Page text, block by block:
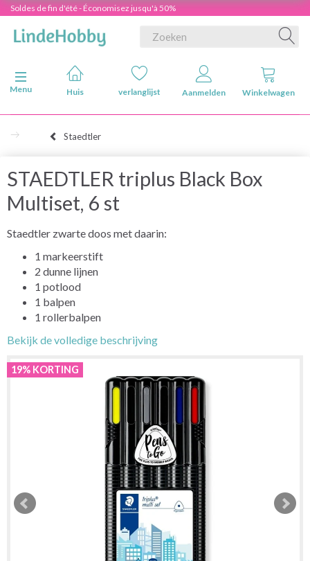
Soldes de fin d'été - Économisez jusqu'à 50%
Navigatie in-/uitschakelen
Menu
Huis verlanglijst Aanmelden Winkelwagen
Staedtler
STAEDTLER triplus Black Box
Multiset, 6 st
Staedtler zwarte doos met daarin:
1 markeerstift
2 dunne lijnen
1 potlood
1 balpen
1 rollerbalpen
Bekijk de volledige beschrijving
19% KORTING